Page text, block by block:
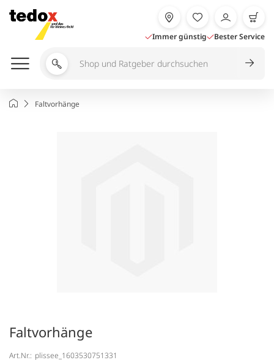
Inhalt
springen
Immer günstig Bester Service
Shop
durchsuchen
StartseiteFaltvorhänge
Faltvorhänge
Art.Nr.: plissee_1603530751331